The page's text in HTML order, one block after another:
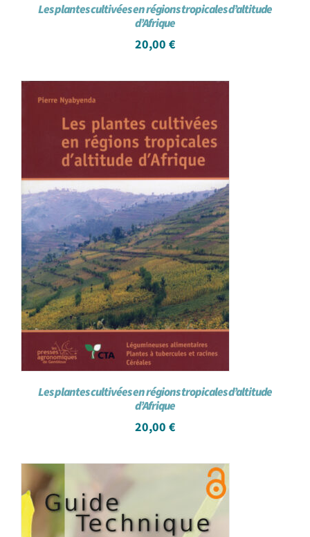
Les plantes cultivées en régions tropicales d’altitude
d’Afrique
20,00 €
Les plantes cultivées en régions tropicales d’altitude
d’Afrique
20,00 €